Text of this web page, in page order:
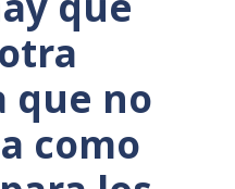
que no
como